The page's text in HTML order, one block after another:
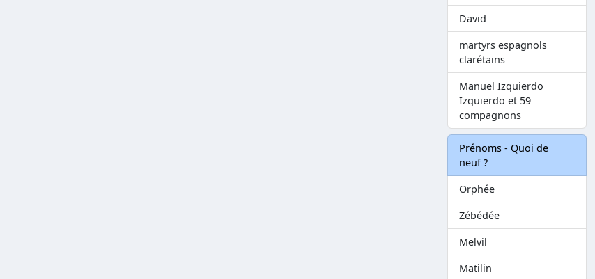
David
martyrs espagnols
clarétains
Manuel Izquierdo
Izquierdo et 59
compagnons
Prénoms - Quoi de
neuf ?
Orphée
Zébédée
Melvil
Matilin